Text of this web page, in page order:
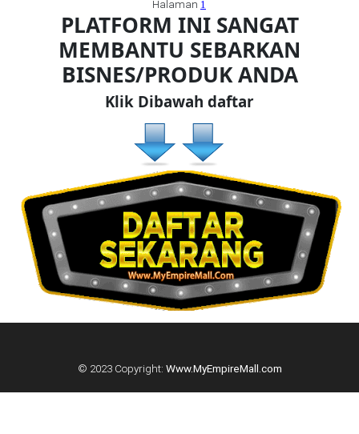
Halaman 1
PLATFORM INI SANGAT
MEMBANTU SEBARKAN
BISNES/PRODUK ANDA
Klik Dibawah daftar
PENDIDIKAN(19)
ARTIKEL(14)
PEMBORONG(2)
© 2023 Copyright: Www.MyEmpireMall.com